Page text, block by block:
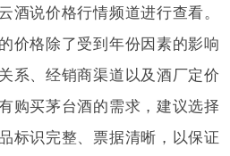
酒说价格行情频道进行查看。
价格除了受到年份因素的影响
系、经销商渠道以及酒厂定价
购买茅台酒的需求，建议选择
标识完整、票据清晰，以保证